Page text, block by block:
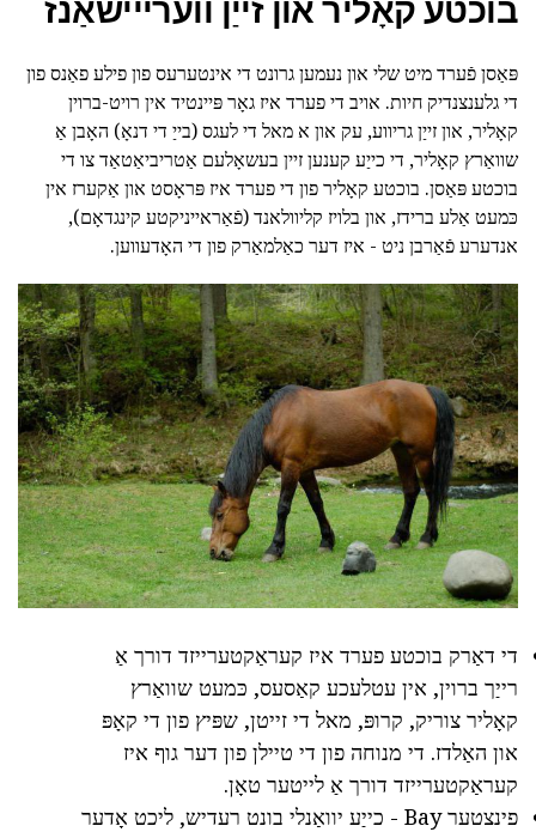
בוכטע קאָליר און זייַן ווערייישאַנז
פּאַסן פֿערד מיט שלי און נעמען גרונט די אינטערעס פון פילע פאַנס פון
די גלענצנדיק חיות. אויב די פערד איז גאָר פּיינטיד אין רויט-ברוין
קאָליר, און זייַן גריווע, עק און א מאל די לעגס (בייַ די דנאָ) האָבן אַ
שוואַרץ קאָליר, די כייַע קענען זיין בעשאָלעם אַטריביאַטאַד צו די
בוכטע פּאַסן. בוכטע קאָליר פון די פערד איז פּראָסט און אַקערז אין
כּמעט אַלע ברידז, און בלויז קליוולאנד (פֿאַראייניקטע קינגדאָם),
אנדערע פֿאַרבן ניט - איז דער כאַלמאַרק פון די האָדעווען.
די דאַרק בוכטע פערד איז קעראַקטערייזד דורך אַ
רייַך ברוין, אין עטלעכע קאַסעס, כּמעט שוואַרץ
קאָליר צוריק, קרופּ, מאל די זייטן, שפּיץ פון די קאָפּ
און האַלדז. די מנוחה פון די טיילן פון דער גוף איז
קעראַקטערייזד דורך אַ לייטער טאָן.
פינצטער Bay - כייַע יוואַנלי בונט רעדיש, ליכט אָדער